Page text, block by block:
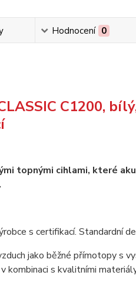
Hodnocení 0
C1200,
topnými cihlami, které
s certifikací. Standardní
jako běžné přímotopy s
s kvalitními